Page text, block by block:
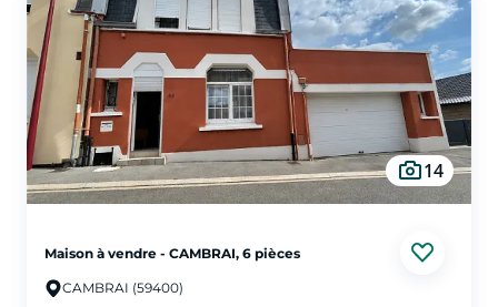
Un demi-palier accueille un espace de rangement baigné de lumière
grâce à sa verrière, avec un accès à une agréable terrasse agrémentée
de vignes.
À l'étage, l'espace nuit se compose de trois grandes chambres et d'un
point d'eau.
Les extérieurs offrent un très grand garage double, de nombreux
espaces de rangement ainsi qu'une terrasse. ( possibilité repenser
l'extérieur pour plus d'espace de vie)
Enfin, une vaste cave complète ce bien rare sur le secteur. (5.93 %
14
Maison à vendre - CAMBRAI, 6 pièces
CAMBRAI (59400)